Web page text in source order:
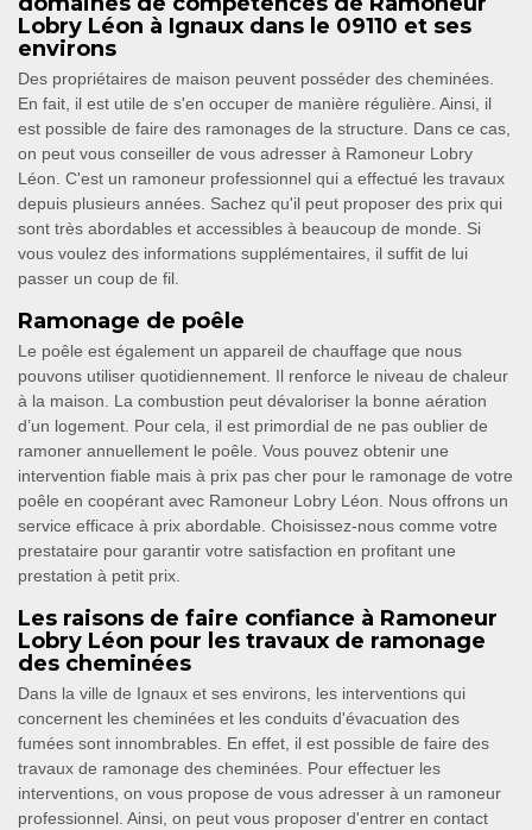
Lobry Léon à Ignaux dans le 09110 et ses
environs
Des propriétaires de maison peuvent posséder des cheminées.
En fait, il est utile de s'en occuper de manière régulière. Ainsi, il
est possible de faire des ramonages de la structure. Dans ce cas,
on peut vous conseiller de vous adresser à Ramoneur Lobry
Léon. C'est un ramoneur professionnel qui a effectué les travaux
depuis plusieurs années. Sachez qu'il peut proposer des prix qui
sont très abordables et accessibles à beaucoup de monde. Si
vous voulez des informations supplémentaires, il suffit de lui
passer un coup de fil.
Ramonage de poêle
Le poêle est également un appareil de chauffage que nous
pouvons utiliser quotidiennement. Il renforce le niveau de chaleur
à la maison. La combustion peut dévaloriser la bonne aération
d’un logement. Pour cela, il est primordial de ne pas oublier de
ramoner annuellement le poêle. Vous pouvez obtenir une
intervention fiable mais à prix pas cher pour le ramonage de votre
poêle en coopérant avec Ramoneur Lobry Léon. Nous offrons un
service efficace à prix abordable. Choisissez-nous comme votre
prestataire pour garantir votre satisfaction en profitant une
prestation à petit prix.
Les raisons de faire confiance à Ramoneur
Lobry Léon pour les travaux de ramonage
des cheminées
Dans la ville de Ignaux et ses environs, les interventions qui
concernent les cheminées et les conduits d'évacuation des
fumées sont innombrables. En effet, il est possible de faire des
travaux de ramonage des cheminées. Pour effectuer les
interventions, on vous propose de vous adresser à un ramoneur
professionnel. Ainsi, on peut vous proposer d'entrer en contact